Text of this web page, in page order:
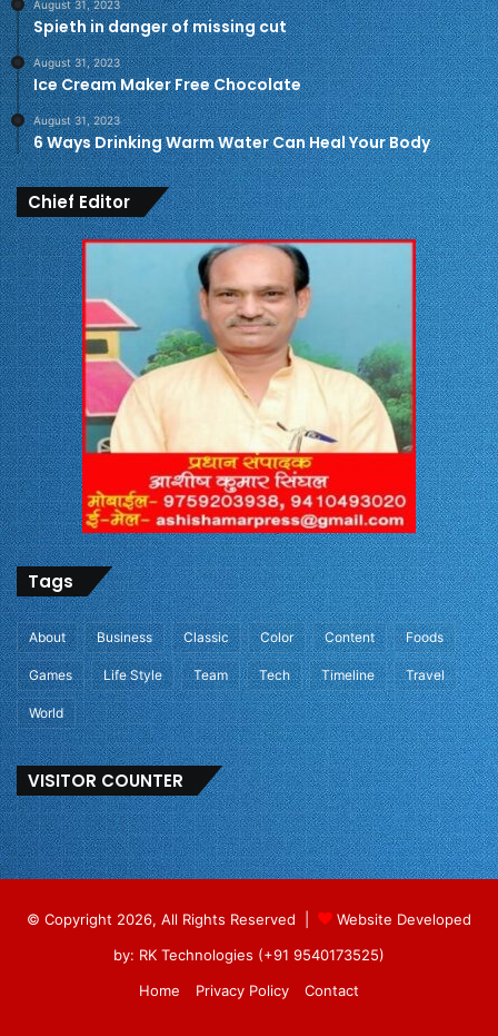
August 31, 2023
Spieth in danger of missing cut
August 31, 2023
Ice Cream Maker Free Chocolate
August 31, 2023
6 Ways Drinking Warm Water Can Heal Your Body
Chief Editor
Tags
About Business Classic Color Content Foods
Games Life Style Team Tech Timeline Travel
World
VISITOR COUNTER
© Copyright 2026, All Rights Reserved |
Website Developed
by: RK Technologies (+91 9540173525)
Home
Privacy Policy Contact